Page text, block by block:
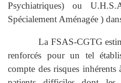
Psychiatriques) ou
Spécialement Aménagée )
La FSAS-CGTG estime
renforcés pour un tel
compte des risques inhérents